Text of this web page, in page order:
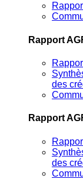
Rapport
des
Rapport
des